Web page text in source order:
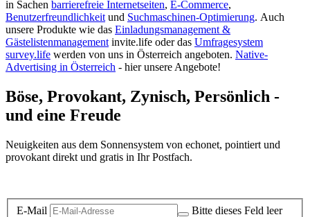
in Sachen barrierefreie Internetseiten, E-Commerce,
Benutzerfreundlichkeit und Suchmaschinen-Optimierung. Auch
unsere Produkte wie das Einladungsmanagement &
Gästelistenmanagement invite.life oder das Umfragesystem
survey.life werden von uns in Österreich angeboten. Native-
Advertising in Österreich - hier unsere Angebote!
Böse, Provokant, Zynisch, Persönlich -
und eine Freude
Neuigkeiten aus dem Sonnensystem von echonet, pointiert und
provokant direkt und gratis in Ihr Postfach.
E-Mail
Bitte dieses Feld leer